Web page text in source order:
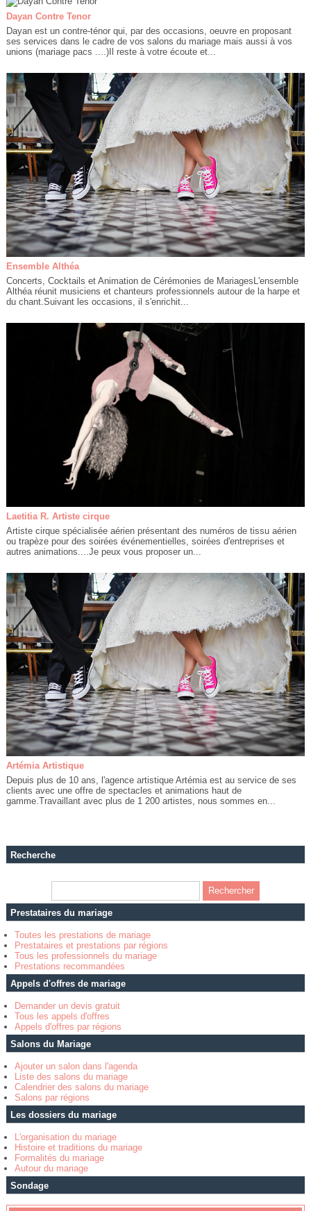
Dayan Contre Tenor
Dayan est un contre-ténor qui, par des occasions, oeuvre en proposant
ses services dans le cadre de vos salons du mariage mais aussi à vos
unions (mariage pacs ....)Il reste à votre écoute et...
Ensemble Althéa
Concerts, Cocktails et Animation de Cérémonies de MariagesL'ensemble
Althéa réunit musiciens et chanteurs professionnels autour de la harpe et
du chant.Suivant les occasions, il s'enrichit...
Laetitia R. Artiste cirque
Artiste cirque spécialisée aérien présentant des numéros de tissu aérien
ou trapèze pour des soirées événementielles, soirées d'entreprises et
autres animations....Je peux vous proposer un...
Artémia Artistique
Depuis plus de 10 ans, l'agence artistique Artémia est au service de ses
clients avec une offre de spectacles et animations haut de
gamme.Travaillant avec plus de 1 200 artistes, nous sommes en...
Recherche
Prestataires du mariage
Toutes les prestations de mariage
Prestataires et prestations par régions
Tous les professionnels du mariage
Prestations recommandées
Appels d'offres de mariage
Demander un devis gratuit
Tous les appels d'offres
Appels d'offres par régions
Salons du Mariage
Ajouter un salon dans l'agenda
Liste des salons du mariage
Calendrier des salons du mariage
Salons par régions
Les dossiers du mariage
L'organisation du mariage
Histoire et traditions du mariage
Formalités du mariage
Autour du mariage
Sondage